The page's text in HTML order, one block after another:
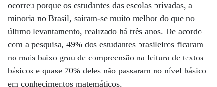
ocorreu porque os estudantes das escolas privadas, a
minoria no Brasil, saíram-se muito melhor do que no
último levantamento, realizado há três anos. De acordo
com a pesquisa, 49% dos estudantes brasileiros ficaram
no mais baixo grau de compreensão na leitura de textos
básicos e quase 70% deles não passaram no nível básico
em conhecimentos matemáticos.